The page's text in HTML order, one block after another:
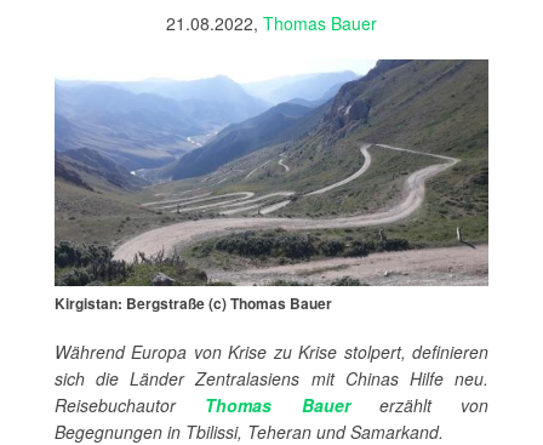
21.08.2022, Thomas Bauer
Kirgistan: Bergstraße (c) Thomas Bauer
Während Europa von Krise zu Krise stolpert, definieren
sich die Länder Zentralasiens mit Chinas Hilfe neu.
Reisebuchautor Thomas Bauererzählt von
Begegnungen in Tbilissi, Teheran und Samarkand.